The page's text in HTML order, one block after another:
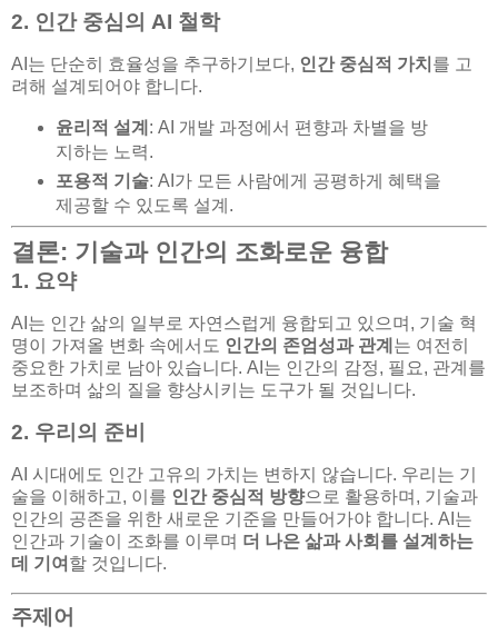
2. 인간 중심의 AI 철학
AI는 단순히 효율성을 추구하기보다, 인간 중심적 가치 를 고
려해 설계되어야 합니다.
윤리적 설계 : AI 개발 과정에서 편향과 차별을 방
지하는 노력.
포용적 기술: AI가 모든 사람에게 공평하게 혜택을
제공할 수 있도록 설계.
결론: 기술과 인간의 조화로운 융합
1. 요약
AI는 인간 삶의 일부로 자연스럽게 융합되고 있으며, 기술 혁
명이 가져올 변화 속에서도 인간의 존엄성과 관계 는 여전히
중요한 가치로 남아 있습니다. AI는 인간의 감정, 필요, 관계를
보조하며 삶의 질을 향상시키는 도구가 될 것입니다.
2. 우리의 준비
AI 시대에도 인간 고유의 가치는 변하지 않습니다. 우리는 기
술을 이해하고, 이를 인간 중심적 방향으로 활용하며, 기술과
인간의 공존을 위한 새로운 기준을 만들어가야 합니다. AI는
인간과 기술이 조화를 이루며 더 나은 삶과 사회를 설계하는
데 기여 할 것입니다.
주제어